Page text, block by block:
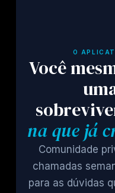
O
Você
na que já
Comunidade
chamadas
para as dúvidas